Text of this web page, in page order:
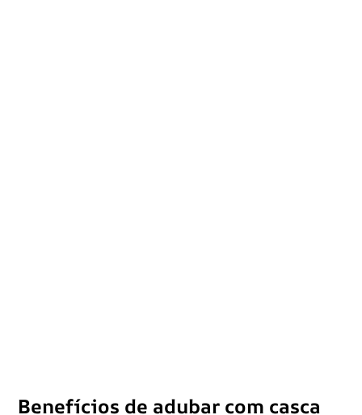
Benefícios de adubar com casca